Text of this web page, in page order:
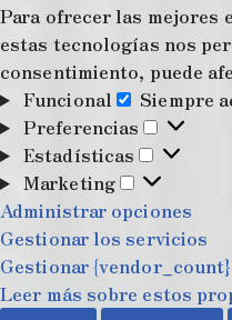
Para ofrecer las mejores
estas tecnologías nos
consentimiento, puede
Funcional
Siempre
Preferencias
Estadísticas
Marketing
Administrar opciones
Gestionar los servicios
Gestionar
Leer más sobre estos